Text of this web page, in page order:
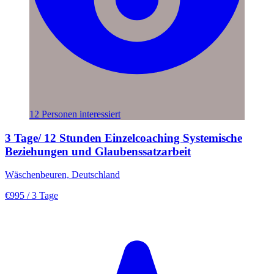
12 Personen interessiert
3 Tage/ 12 Stunden Einzelcoaching Systemische
Beziehungen und Glaubenssatzarbeit
Wäschenbeuren, Deutschland
€995 / 3 Tage